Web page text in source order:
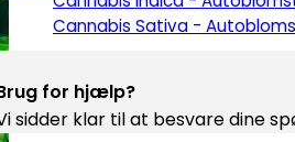
Cannabis Sativa -
for hjælp?
sidder klar til at besvare dine